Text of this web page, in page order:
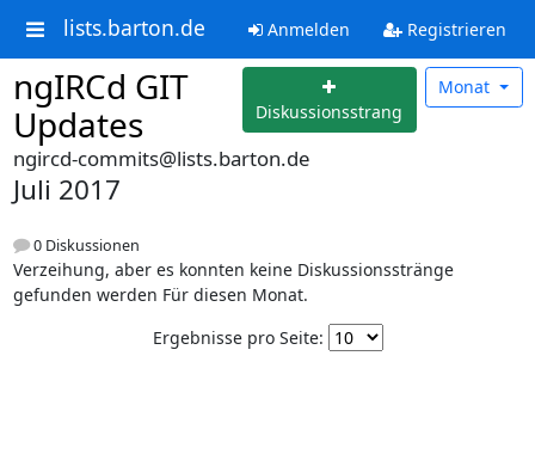
lists.barton.de Anmelden Registrieren
ngIRCd GIT
Updates
Diskussionsstrang
Monat
ngircd-commits@lists.barton.de
Juli 2017
0 Diskussionen
Verzeihung, aber es konnten keine Diskussionsstränge
gefunden werden Für diesen Monat.
Ergebnisse pro Seite: